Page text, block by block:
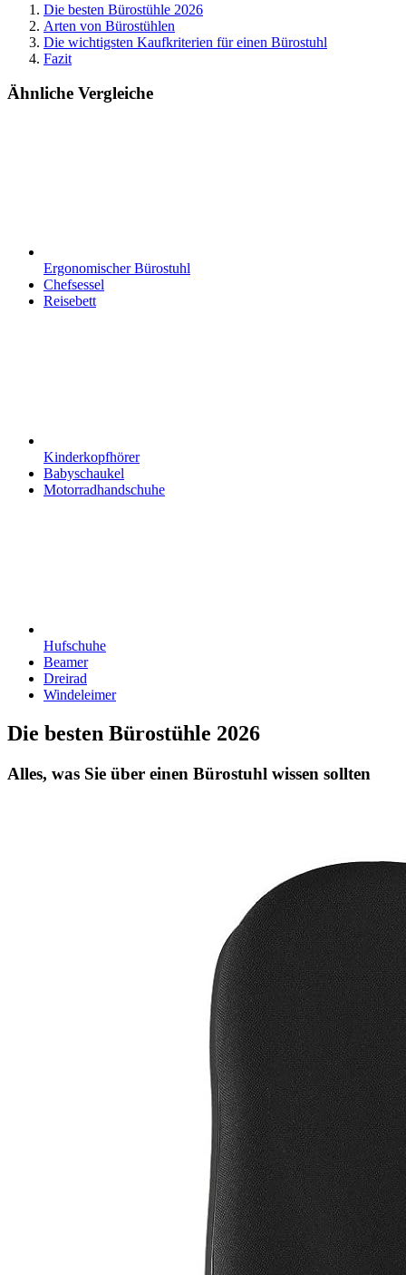
Die besten Bürostühle 2026
Arten von Bürostühlen
Die wichtigsten Kaufkriterien für einen Bürostuhl
Fazit
Ähnliche Vergleiche
Ergonomischer Bürostuhl
Chefsessel
Reisebett
Kinderkopfhörer
Babyschaukel
Motorradhandschuhe
Hufschuhe
Beamer
Dreirad
Windeleimer
Die besten Bürostühle 2026
Alles, was Sie über einen Bürostuhl wissen sollten